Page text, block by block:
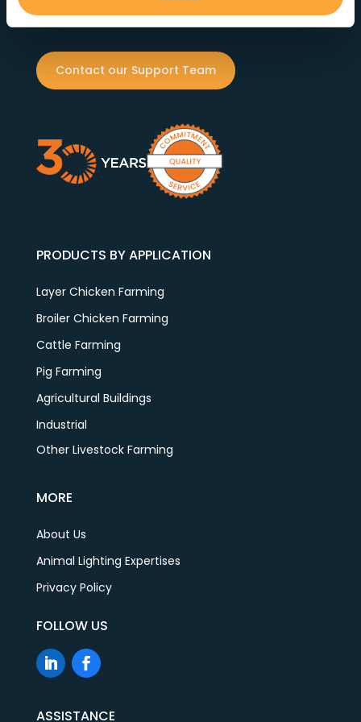
service at every step.
Contact our Support Team
PRODUCTS BY APPLICATION
Layer Chicken Farming
Broiler Chicken Farming
Cattle Farming
Pig Farming
Agricultural Buildings
Industrial
Other Livestock Farming
MORE
About Us
Animal Lighting Expertises
Privacy Policy
FOLLOW US
ASSISTANCE